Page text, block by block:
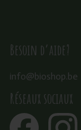
Besoin d’aide?
info@bioshop.be
Réseaux sociaux